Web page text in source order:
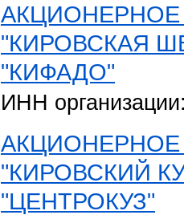
"КИРОВСКАЯ
"КИФАДО"
ИНН
"КИРОВСКИЙ
"ЦЕНТРОКУЗ"